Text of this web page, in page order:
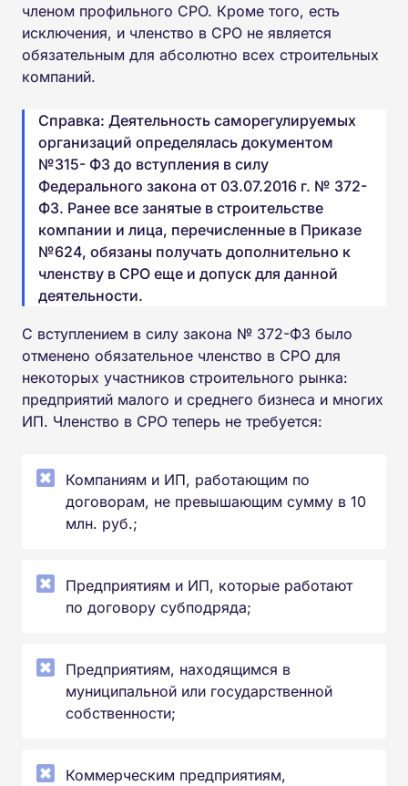
членом профильного СРО. Кроме того, есть
исключения, и членство в СРО не является
обязательным для абсолютно всех строительных
компаний.
Справка: Деятельность саморегулируемых
организаций определялась документом
№315- ФЗ до вступления в силу
Федерального закона от 03.07.2016 г. № 372-
ФЗ. Ранее все занятые в строительстве
компании и лица, перечисленные в Приказе
№624, обязаны получать дополнительно к
членству в СРО еще и допуск для данной
деятельности.
С вступлением в силу закона № 372-ФЗ было
отменено обязательное членство в СРО для
некоторых участников строительного рынка:
предприятий малого и среднего бизнеса и многих
ИП. Членство в СРО теперь не требуется:
Компаниям и ИП, работающим по
договорам, не превышающим сумму в 10
млн. руб.;
Предприятиям и ИП, которые работают
по договору субподряда;
Предприятиям, находящимся в
муниципальной или государственной
собственности;
Коммерческим предприятиям,